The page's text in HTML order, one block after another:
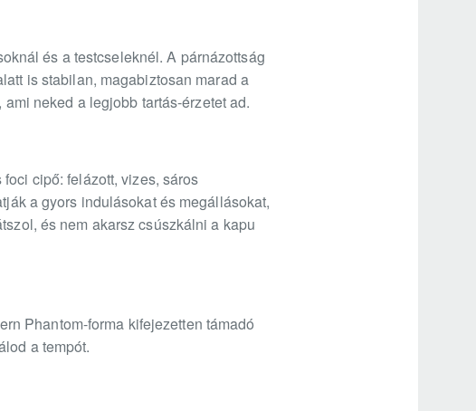
és a testcseleknél. A párnázottság
is stabilan, magabiztosan marad a
neked a legjobb tartás-érzetet ad.
cipő: felázott, vizes, sáros
a gyors indulásokat és megállásokat,
és nem akarsz csúszkálni a kapu
Phantom-forma kifejezetten támadó
a tempót.